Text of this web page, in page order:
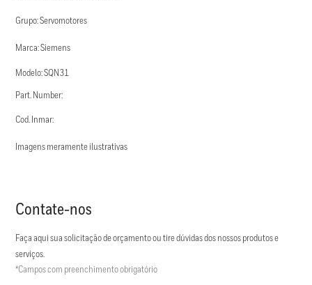
Grupo: Servomotores
Marca: Siemens
Modelo: SQN31
Part. Number:
Cod. Inmar:
Imagens meramente ilustrativas
Contate-nos
Faça aqui sua solicitação de orçamento ou tire dúvidas dos nossos produtos e
serviços.
*Campos com preenchimento obrigatório